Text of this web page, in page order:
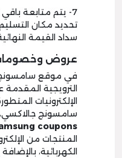
7- يتم متابعة
تحديد مكان
سداد القيمة
عروض
في موقع
الترويجية
الإلكترونيات
سامسونج
coupons
المنتجات من
الكهربائية،